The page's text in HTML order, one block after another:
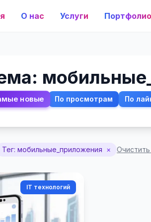
О нас Услуги Портфолио
новые По просмотрам По
Тег: мобильные_приложения ×
IT технологий